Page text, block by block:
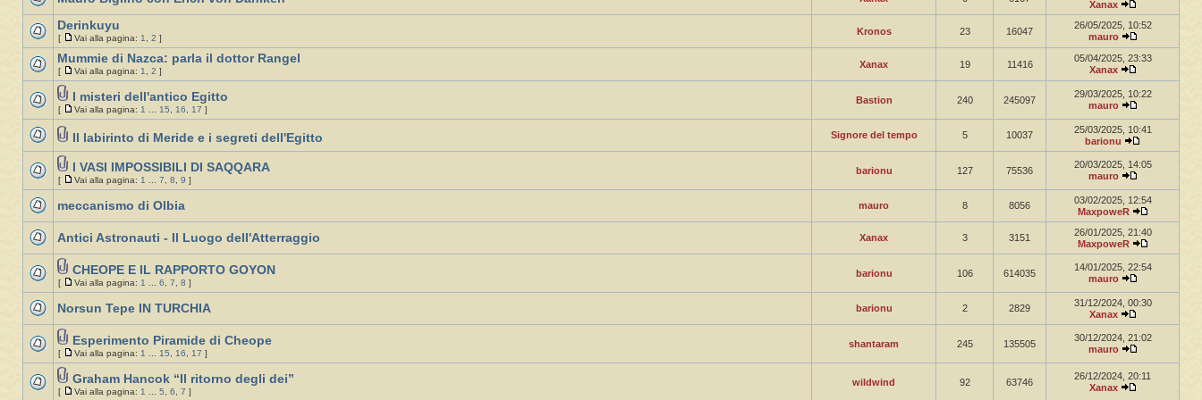
Xanax
Derinkuyu
[ Vai alla pagina: 1, 2 ]
Kronos 23 16047
26/05/2025, 10:52
mauro
Mummie di Nazca: parla il dottor Rangel
[ Vai alla pagina: 1, 2 ]
Xanax 19 11416
05/04/2025, 23:33
Xanax
I misteri dell'antico Egitto
[ Vai alla pagina: 1 ... 15, 16, 17 ]
Bastion 240 245097
29/03/2025, 10:22
mauro
Il labirinto di Meride e i segreti dell'Egitto Signore del tempo 5 10037
25/03/2025, 10:41
barionu
I VASI IMPOSSIBILI DI SAQQARA
[ Vai alla pagina: 1 ... 7, 8, 9 ]
barionu 127 75536
20/03/2025, 14:05
mauro
meccanismo di Olbia mauro 8 8056
03/02/2025, 12:54
MaxpoweR
Antici Astronauti - Il Luogo dell'Atterraggio Xanax 3 3151
26/01/2025, 21:40
MaxpoweR
CHEOPE E IL RAPPORTO GOYON
[ Vai alla pagina: 1 ... 6, 7, 8 ]
barionu 106 614035
14/01/2025, 22:54
mauro
Norsun Tepe IN TURCHIA barionu 2 2829
31/12/2024, 00:30
Xanax
Esperimento Piramide di Cheope
[ Vai alla pagina: 1 ... 15, 16, 17 ]
shantaram 245 135505
30/12/2024, 21:02
mauro
Graham Hancok “Il ritorno degli dei”
[ Vai alla pagina: 1 ... 5, 6, 7 ]
wildwind 92 63746
26/12/2024, 20:11
Xanax